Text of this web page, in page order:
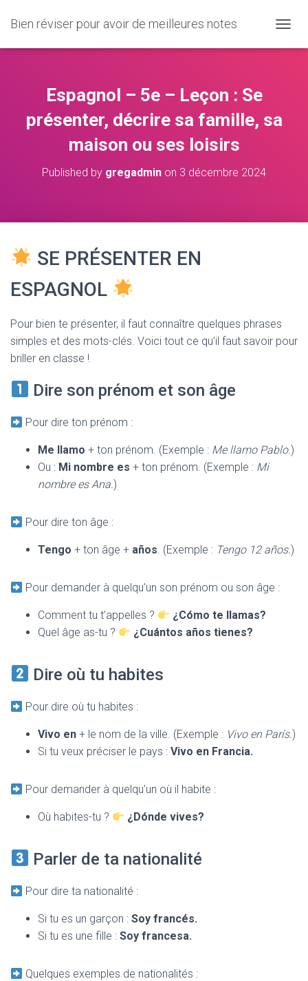
Bien réviser pour avoir de meilleures notes
U
Espagnol – 5e – Leçon : Se
présenter, décrire sa famille, sa
maison ou ses loisirs
Published by gregadmin on 3 décembre 2024
SE PRÉSENTER EN
ESPAGNOL
Pour bien te présenter, il faut connaître quelques phrases
simples et des mots-clés. Voici tout ce qu’il faut savoir pour
briller en classe !
Dire son prénom et son âge
Pour dire ton prénom :
Me llamo + ton prénom. (Exemple : Me llamo Pablo.)
Ou : Mi nombre es + ton prénom. (Exemple : Mi
nombre es Ana.)
Pour dire ton âge :
Tengo + ton âge + años. (Exemple : Tengo 12 años.)
Pour demander à quelqu’un son prénom ou son âge :
Comment tu t’appelles ?
¿Cómo te llamas?
Quel âge as-tu ?
¿Cuántos años tienes?
Dire où tu habites
Pour dire où tu habites :
Vivo en + le nom de la ville. (Exemple : Vivo en París.)
Si tu veux préciser le pays : Vivo en Francia.
Pour demander à quelqu’un où il habite :
Où habites-tu ? ¿Dónde vives?
Parler de ta nationalité
Pour dire ta nationalité :
Si tu es un garçon : Soy francés.
Si tu es une fille : Soy francesa.
Quelques exemples de nationalités :